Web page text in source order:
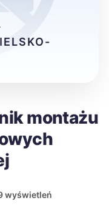
montażu
wyświetleń